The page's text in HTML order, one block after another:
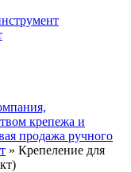
крепежа и
продажа ручного
» Крепеление для